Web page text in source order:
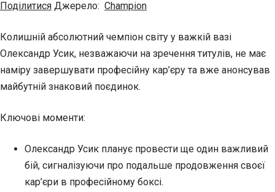
Поділитися Джерело: Champion
Колишній абсолютний чемпіон світу у важкій вазі
Олександр Усик, незважаючи на зречення титулів, не має
наміру завершувати професійну кар’єру та вже анонсував
майбутній знаковий поєдинок.
Ключові моменти:
Олександр Усик планує провести ще один важливий
бій, сигналізуючи про подальше продовження своєї
кар’єри в професійному боксі.